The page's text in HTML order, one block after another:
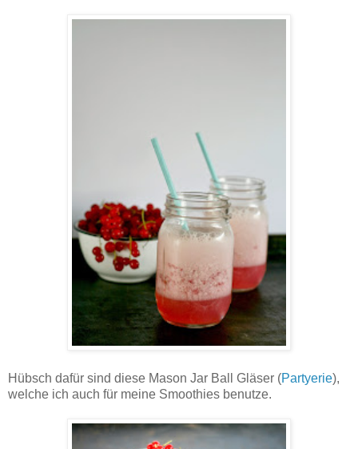
Hübsch dafür sind diese Mason Jar Ball Gläser (Partyerie),
welche ich auch für meine Smoothies benutze.